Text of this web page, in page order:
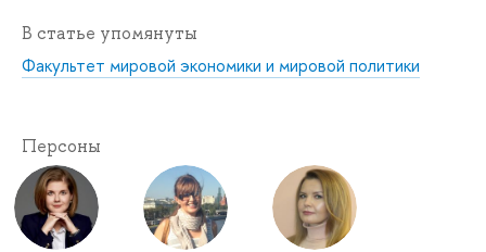
В статье упомянуты
Факультет мировой экономики и мировой политики
Персоны